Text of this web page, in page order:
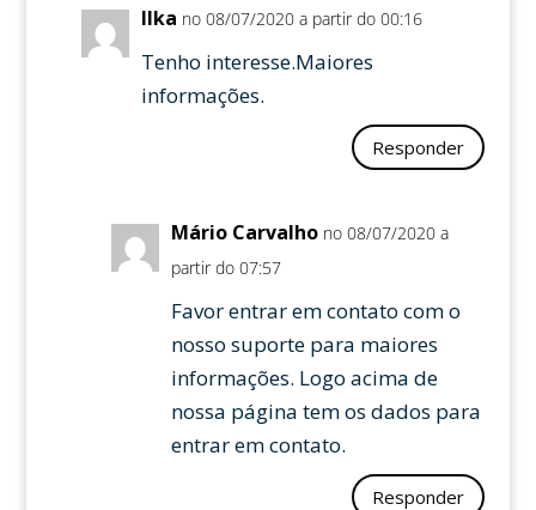
Ilka no 08/07/2020 a partir do 00:16
Tenho interesse.Maiores
informações.
Responder
Mário Carvalho no 08/07/2020 a
partir do 07:57
Favor entrar em contato com o
nosso suporte para maiores
informações. Logo acima de
nossa página tem os dados para
entrar em contato.
Responder